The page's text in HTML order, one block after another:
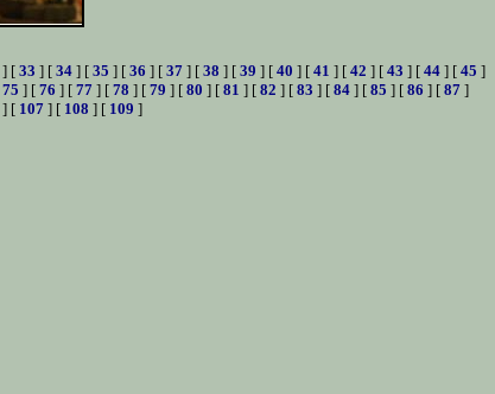
] [ 33 ] [ 34 ] [ 35 ] [ 36 ] [ 37 ] [ 38 ] [ 39 ] [ 40 ] [ 41 ] [ 42 ] [ 43 ] [ 44 ] [ 45 ]
75 ] [ 76 ] [ 77] [ 78 ] [ 79 ] [ 80 ] [ 81 ] [ 82 ] [ 83 ] [ 84] [ 85 ] [ 86 ] [ 87]
] [ 107] [ 108 ] [ 109 ]